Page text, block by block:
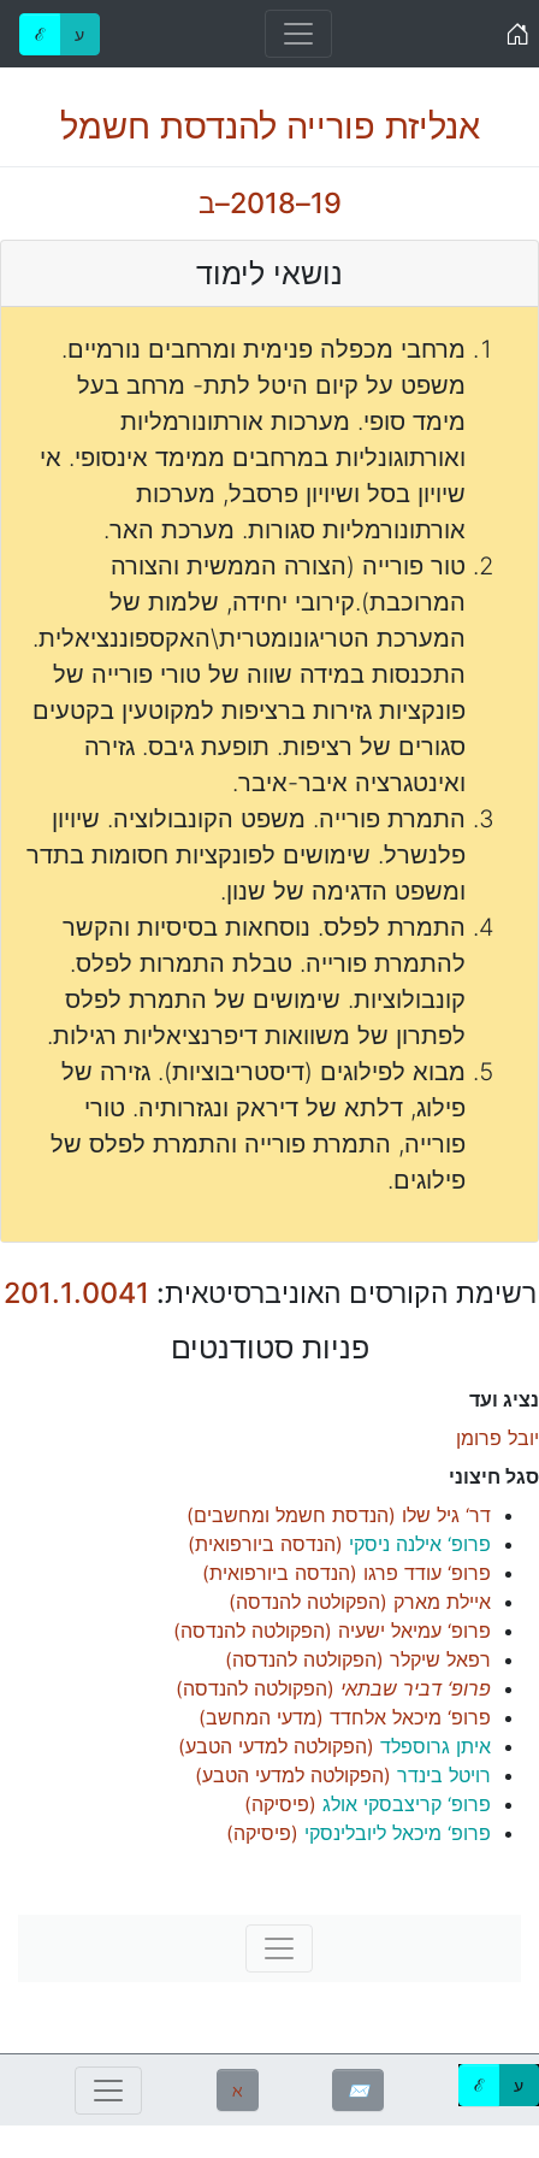
ℰ ע
אנליזת פורייה להנדסת חשמל
19–2018–ב
נושאי לימוד
מרחבי מכפלה פנימית ומרחבים נורמיים.
משפט על קיום היטל לתת- מרחב בעל
מימד סופי. מערכות אורתונורמליות
ואורתוגונליות במרחבים ממימד אינסופי. אי
שיויון בסל ושיויון פרסבל, מערכות
אורתונורמליות סגורות. מערכת האר.
טור פורייה (הצורה הממשית והצורה
המרוכבת).קירובי יחידה, שלמות של
המערכת הטריגונומטרית\האקספוננציאלית.
התכנסות במידה שווה של טורי פורייה של
פונקציות גזירות ברציפות למקוטעין בקטעים
סגורים של רציפות. תופעת גיבס. גזירה
ואינטגרציה איבר-איבר.
התמרת פורייה. משפט הקונבולוציה. שיויון
פלנשרל. שימושים לפונקציות חסומות בתדר
ומשפט הדגימה של שנון.
התמרת לפלס. נוסחאות בסיסיות והקשר
להתמרת פורייה. טבלת התמרות לפלס.
קונבולוציות. שימושים של התמרת לפלס
לפתרון של משוואות דיפרנציאליות רגילות.
מבוא לפילוגים (דיסטריבוציות). גזירה של
פילוג, דלתא של דיראק ונגזרותיה. טורי
פורייה, התמרת פורייה והתמרת לפלס של
פילוגים.
רשימת הקורסים האוניברסיטאית: 201.1.0041
פניות סטודנטים
נציג ועד
יובל פרומן
סגל חיצוני
דר‘ גיל שלו (הנדסת חשמל ומחשבים)
פרופ‘ אילנה ניסקי (הנדסה ביורפואית)
פרופ‘ עודד פרגו (הנדסה ביורפואית)
איילת מארק (הפקולטה להנדסה)
פרופ‘ עמיאל ישעיה (הפקולטה להנדסה)
רפאל שיקלר (הפקולטה להנדסה)
פרופ‘ דביר שבתאי (הפקולטה להנדסה)
פרופ‘ מיכאל אלחדד (מדעי המחשב)
איתן גרוספלד (הפקולטה למדעי הטבע)
רויטל בינדר (הפקולטה למדעי הטבע)
פרופ‘ קריצבסקי אולג (פיסיקה)
פרופ‘ מיכאל ליובלינסקי (פיסיקה)
ℵ ✉ ℰ ע